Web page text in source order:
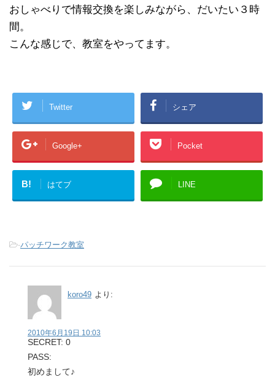
おしゃべりで情報交換を楽しみながら、だいたい３時
間。
こんな感じで、教室をやってます。
Twitter シェア
Google+ Pocket
B! はてブ LINE
-パッチワーク教室
koro49 より:
2010年6月19日 10:03
SECRET: 0
PASS:
初めまして♪